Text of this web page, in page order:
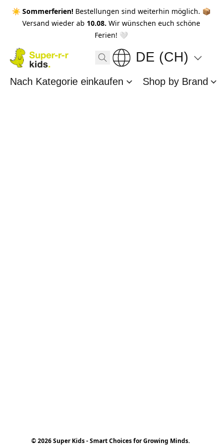
☀️ Sommerferien! Bestellungen sind weiterhin möglich. 📦
Versand wieder ab 10.08. Wir wünschen euch schöne
Ferien! 🤍
DE (CH)
Nach Kategorie einkaufen Shop by Brand
© 2026 Super Kids - Smart Choices for Growing Minds.